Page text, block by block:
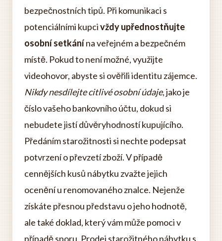
bezpečnostních tipů. Při komunikaci s
potenciálními kupcivždy upřednostňujte
osobní setkánína veřejném a bezpečném
místě. Pokud to není možné, využijte
videohovor, abyste si ověřili identitu zájemce.
Nikdy nesdílejte citlivé osobní údaje, jako je
číslo vašeho bankovního účtu, dokud si
nebudete jistí důvěryhodností kupujícího.
Předáním starožitnosti si nechte podepsat
potvrzení o převzetí zboží. V případě
cennějších kusů nábytku zvažte jejich
ocenění u renomovaného znalce. Nejenže
získáte přesnou představu o jeho hodnotě,
ale také doklad, který vám může pomoci v
případě sporu. Prodej starožitného nábytku s